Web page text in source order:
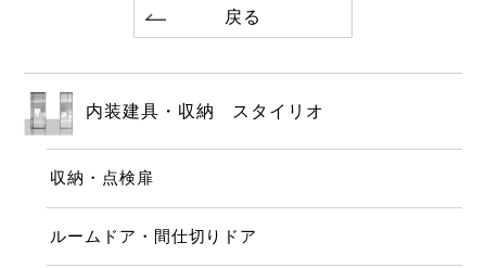
戻る
内装建具・収納 スタイリオ
収納・点検扉
ルームドア・間仕切りドア